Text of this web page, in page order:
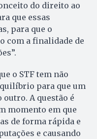
do direito ao
que essas
para que o
com a finalidade de
o STF tem não
para que um
A questão é
momento em que
de forma rápida e
e causando